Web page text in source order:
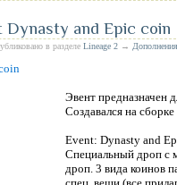
Dynasty and Epic coin
в разделе Lineage 2 → Дополнения
Эвент предназначен
Создавался на
Event: Dynasty and
Специальный дроп с
дроп. 3 вида коинов